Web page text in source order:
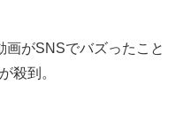
画がSNSでバズったこと
殺到。